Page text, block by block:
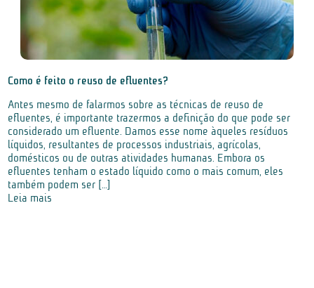
Como é feito o reuso de efluentes?
Antes mesmo de falarmos sobre as técnicas de reuso de
efluentes, é importante trazermos a definição do que pode ser
considerado um efluente. Damos esse nome àqueles resíduos
líquidos, resultantes de processos industriais, agrícolas,
domésticos ou de outras atividades humanas. Embora os
efluentes tenham o estado líquido como o mais comum, eles
também podem ser […]
Leia mais